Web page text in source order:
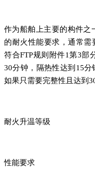
作为船舶上主要的构件之
的耐火性能要求，通常需
符合FTP规则附件1第3部
30分钟，隔热性达到15分
如果只需要完整性且达到
耐火升温等级
性能要求